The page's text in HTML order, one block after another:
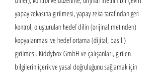
yapay zekasına girilmesi, yapay zeka tarafından geri
kontrol, oluşturulan hedef dilin (orijinal metinden)
kopyalanması ve hedef ortama (dijital, basılı)
girilmesi. Kiddybox GmbH ve çalışanları, girilen
bilgilerin içerik ve yasal doğruluğunu sağlamak için